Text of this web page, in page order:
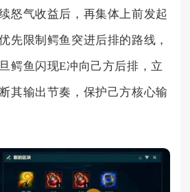
怒气收益后，再集体上前发起
先限制鳄鱼突进后排的路线，
鳄鱼闪现E冲向己方后排，立
其输出节奏，保护己方核心输